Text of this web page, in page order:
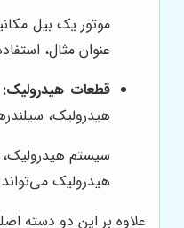
موتور یک بیل
عنوان مثال،
قطعات هیدرولیک:
هیدرولیک،
سیستم
هیدرولیک
علاوه بر این دو دسته